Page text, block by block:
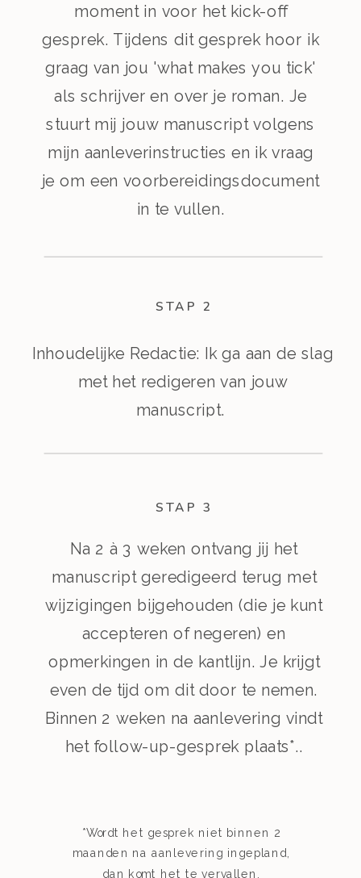
moment in voor het kick-off
gesprek. Tijdens dit gesprek hoor ik
graag van jou 'what makes you tick'
als schrijver en over je roman. Je
stuurt mij jouw manuscript volgens
mijn aanleverinstructies en ik vraag
je om een voorbereidingsdocument
in te vullen.
Inhoudelijke Redactie: Ik ga aan de slag
met het redigeren van jouw
manuscript.
STAP 2
Na 2 à 3 weken ontvang jij het
manuscript geredigeerd terug met
wijzigingen bijgehouden (die je kunt
accepteren of negeren) en
opmerkingen in de kantlijn. Je krijgt
even de tijd om dit door te nemen.
Binnen 2 weken na aanlevering vindt
het follow-up-gesprek plaats*..
STAP 3
*Wordt het gesprek niet binnen 2
maanden na aanlevering ingepland,
dan komt het te vervallen.